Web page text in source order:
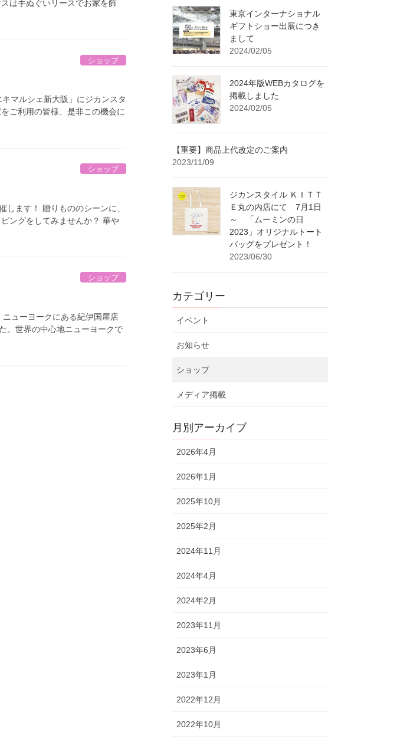
は手ぬぐいリースでお家を飾
ショップ
マルシェ新大阪」にジカンスタ
ご利用の皆様、是非この機会に
ショップ
ます！ 贈りもののシーンに、
ングをしてみませんか？ 華や
ショップ
ューヨークにある紀伊国屋店
。世界の中心地ニューヨークで
東京インターナショナル
ギフトショー出展につき
まして
2024/02/05
2024年版WEBカタログを
掲載しました
2024/02/05
【重要】商品上代改定のご案内
2023/11/09
ジカンスタイル ＫＩＴＴ
Ｅ丸の内店にて 7月1日
～ 「ムーミンの日
2023」オリジナルトート
バッグをプレゼント！
2023/06/30
カテゴリー
イベント
お知らせ
ショップ
メディア掲載
月別アーカイブ
2026年4月
2026年1月
2025年10月
2025年2月
2024年11月
2024年4月
2024年2月
2023年11月
2023年6月
2023年1月
2022年12月
2022年10月